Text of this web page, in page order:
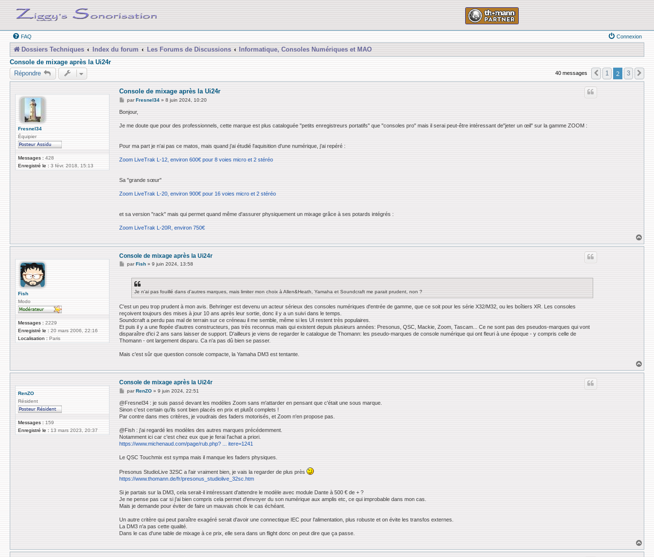
FAQ Connexion
Dossiers Techniques Index du forum Les Forums de Discussions
Informatique, Consoles Numériques et MAO
Console de mixage après la Ui24r
Répondre
40 messages Précédente
1 2 3
Fresnel34
Équipier
Messages : 428
Enregistré le : 3 févr. 2018, 15:13
Console de mixage après la Ui24r
M
s
g
parFresnel34 »8 juin 2024, 10:20
Bonjour,
Je me doute que pour des professionnels, cette marque est plus cataloguée "petits enregistreurs portatifs" que "consoles pro" mais il serai peut-être intéressant de"jeter un œil" sur la gamme ZOOM :
Pour ma part je n'ai pas ce matos, mais quand j'ai étudié l'aquisition d'une numérique, j'ai repéré :
Zoom LiveTrak L-12, environ 600€ pour 8 voies micro et 2 stéréo
Sa "grande sœur"
Zoom LiveTrak L-20, environ 900€ pour 16 voies micro et 2 stéréo
et sa version "rack" mais qui permet quand même d'assurer physiquement un mixage grâce à ses potards intégrés :
Zoom LiveTrak L-20R, environ 750€
a
Fish
Modo
Messages : 2229
Enregistré le : 20 mars 2006, 22:16
Localisation : Paris
Console de mixage après la Ui24r
Mpar Fish »9 juin 2024, 13:58
Je n'ai pas fouillé dans d'autres marques, mais limiter mon choix à Allen&Heath, Yamaha et Soundcraft me parait prudent, non ?
C'est un peu trop prudent à mon avis. Behringer est devenu un acteur sérieux des consoles numériques d'entrée de gamme, que ce soit pour les série X32/M32, ou les boîtiers XR. Les consoles
reçoivent toujours des mises à jour 10 ans après leur sortie, donc il y a un suivi dans le temps.
Soundcraft a perdu pas mal de terrain sur ce créneau il me semble, même si les UI restent très populaires.
Et puis il y a une flopée d'autres constructeurs, pas très reconnus mais qui existent depuis plusieurs années: Presonus, QSC, Mackie, Zoom, Tascam... Ce ne sont pas des pseudos-marques qui vont
disparaître d'ici 2 ans sans laisser de support. D'ailleurs je viens de regarder le catalogue de Thomann: les pseudo-marques de console numérique qui ont fleuri à une époque - y compris celle de
Thomann - ont largement disparu. Ca n'a pas dû bien se passer.
Mais c'est sûr que question console compacte, la Yamaha DM3 est tentante.
a
RenZO
Résident
Messages : 159
Enregistré le : 13 mars 2023, 20:37
Console de mixage après la Ui24r
M
s
s
g
parRenZO »9 juin 2024, 22:51
@Fresnel34 : je suis passé devant les modèles Zoom sans m'attarder en pensant que c'était une sous marque.
Sinon c'est certain qu'ils sont bien placés en prix et plutôt complets !
Par contre dans mes critères, je voudrais des faders motorisés, et Zoom n'en propose pas.
@Fish : j'ai regardé les modèles des autres marques précédemment.
Notamment ici car c'est chez eux que je ferai l'achat a priori.
https://www.michenaud.com/page/rub.php? ... itere=1241
Le QSC Touchmix est sympa mais il manque les faders physiques.
Presonus StudioLive 32SC a l'air vraiment bien, je vais la regarder de plus près
https://www.thomann.de/fr/presonus_studiolive_32sc.htm
Si je partais sur la DM3, cela serait-il intéressant d'attendre le modèle avec module Dante à 500 € de + ?
Je ne pense pas car si j'ai bien compris cela permet d'envoyer du son numérique aux amplis etc, ce qui improbable dans mon cas.
Mais je demande pour éviter de faire un mauvais choix le cas échéant.
Un autre critère qui peut paraître exagéré serait d'avoir une connectique IEC pour l'alimentation, plus robuste et on évite les transfos externes.
La DM3 n'a pas cette qualité.
Dans le cas d'une table de mixage à ce prix, elle sera dans un flight donc on peut dire que ça passe.
a